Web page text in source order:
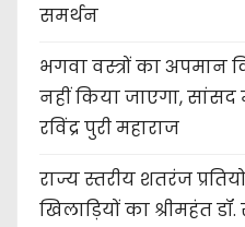
समर्थन
भगवा वस्त्रों का अपमान
नहीं किया जाएगा, सांसद
रविंद्र पुरी महाराज
राज्य स्तरीय शतरंज
खिलाड़ियों का श्रीमहंत डॉ.